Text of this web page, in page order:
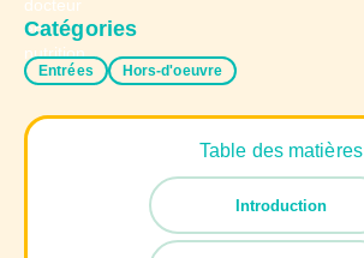
Catégories
Entrées Hors-d'oeuvre
Table des matières
Introduction